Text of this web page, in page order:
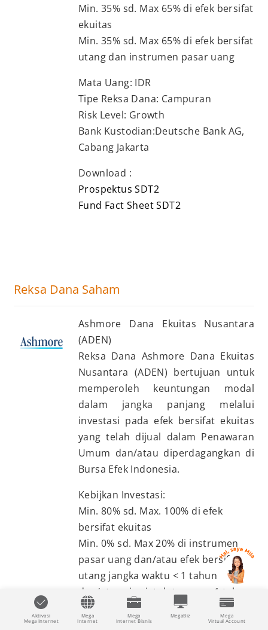
Min. 35% sd. Max 65% di efek bersifat
ekuitas
Min. 35% sd. Max 65% di efek bersifat
utang dan instrumen pasar uang
Mata Uang: IDR
Tipe Reksa Dana: Campuran
Risk Level: Growth
Bank Kustodian:Deutsche Bank AG,
Cabang Jakarta
Download :
Prospektus SDT2
Fund Fact Sheet SDT2
Reksa Dana Saham
Ashmore Dana Ekuitas Nusantara
(ADEN)
Reksa Dana Ashmore Dana Ekuitas
Nusantara (ADEN) bertujuan untuk
memperoleh keuntungan modal
dalam jangka panjang melalui
investasi pada efek bersifat ekuitas
yang telah dijual dalam Penawaran
Umum dan/atau diperdagangkan di
Bursa Efek Indonesia.
Kebijkan Investasi:
Min. 80% sd. Max. 100% di efek
bersifat ekuitas
Min. 0% sd. Max 20% di instrumen
pasar uang dan/atau efek bersifat
utang jangka waktu < 1 tahun
dan/atau sisa jatuh tempo < 1 tahun
Mata Uang: USD
Aktivasi
Mega Internet
Mega
Internet
Mega
Internet Bisnis
MegaBiz
Mega
Virtual Account